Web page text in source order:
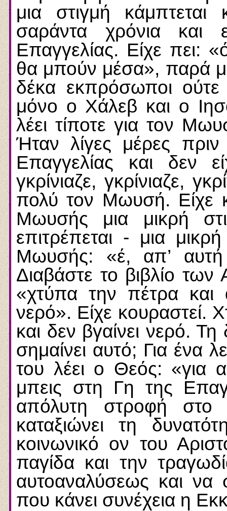
μια στιγμή
σαράντα χρόνια
Επαγγελίας. Είχε πει:
θα μπούν μέσα», παρά
δέκα εκπρόσωποι
μόνο ο Χάλεβ και ο
λέει τίποτε για τον
Ήταν λίγες μέρες
Επαγγελίας και δεν
γκρίνιαζε, γκρίνιαζε,
πολύ τον Μωυσή. Είχε
Μωυσής μια μικρή
επιτρέπεται - μια
Μωυσής: «έ, απ’
Διαβάστε το βιβλίο
«χτύπα την πέτρα
νερό». Είχε κουραστεί.
και δεν βγαίνει νερό. Τη
σημαίνει αυτό; Για ένα
του λέει ο Θεός: «για
μπεις στη Γη της
απόλυτη στροφή στο
καταξιώνει τη
κοινωνικό ον του
παγίδα και την
αυτοαναλύσεως και
που κάνει συνέχεια η